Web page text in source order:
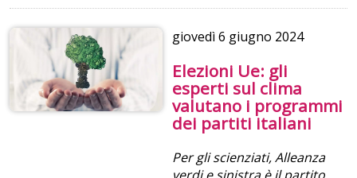
giovedì6 giugno 2024
Elezioni Ue: gli
esperti sul clima
valutano i programmi
dei partiti italiani
Per gli scienziati, Alleanza